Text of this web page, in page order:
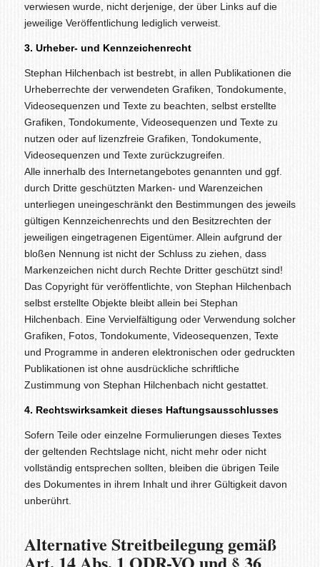
verwiesen wurde, nicht derjenige, der über Links auf die
jeweilige Veröffentlichung lediglich verweist.
3. Urheber- und Kennzeichenrecht
Stephan Hilchenbach ist bestrebt, in allen Publikationen die
Urheberrechte der verwendeten Grafiken, Tondokumente,
Videosequenzen und Texte zu beachten, selbst erstellte
Grafiken, Tondokumente, Videosequenzen und Texte zu
nutzen oder auf lizenzfreie Grafiken, Tondokumente,
Videosequenzen und Texte zurückzugreifen.
Alle innerhalb des Internetangebotes genannten und ggf.
durch Dritte geschützten Marken- und Warenzeichen
unterliegen uneingeschränkt den Bestimmungen des jeweils
gültigen Kennzeichenrechts und den Besitzrechten der
jeweiligen eingetragenen Eigentümer. Allein aufgrund der
bloßen Nennung ist nicht der Schluss zu ziehen, dass
Markenzeichen nicht durch Rechte Dritter geschützt sind!
Das Copyright für veröffentlichte, von Stephan Hilchenbach
selbst erstellte Objekte bleibt allein bei Stephan
Hilchenbach. Eine Vervielfältigung oder Verwendung solcher
Grafiken, Fotos, Tondokumente, Videosequenzen, Texte
und Programme in anderen elektronischen oder gedruckten
Publikationen ist ohne ausdrückliche schriftliche
Zustimmung von Stephan Hilchenbach nicht gestattet.
4. Rechtswirksamkeit dieses Haftungsausschlusses
Sofern Teile oder einzelne Formulierungen dieses Textes
der geltenden Rechtslage nicht, nicht mehr oder nicht
vollständig entsprechen sollten, bleiben die übrigen Teile
des Dokumentes in ihrem Inhalt und ihrer Gültigkeit davon
unberührt.
Alternative Streitbeilegung gemäß